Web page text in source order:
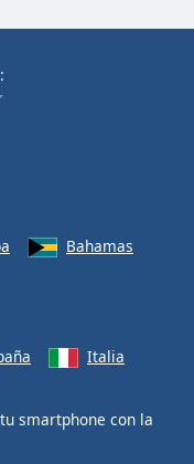
Bahamas
Italia
smartphone con la